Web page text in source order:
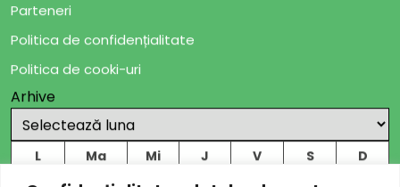
Parteneri
Politica de confidențialitate
Politica de cooki-uri
Arhive
L Ma Mi J V S
D